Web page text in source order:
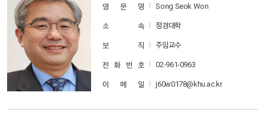
영 문 명
Song Seok Won
소 속 정경대학
보 직 주임교수
전 화 번 호 02-961-0963
이 메 일 j60w0178@khu.ac.kr